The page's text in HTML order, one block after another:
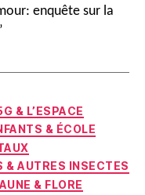
enquête sur la
& L’ESPACE
& ÉCOLE
& AUTRES INSECTES
& FLORE